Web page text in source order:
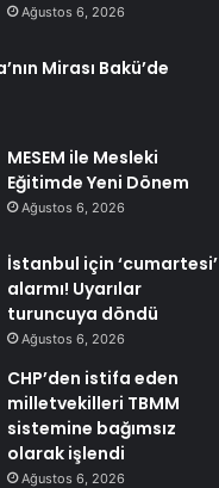
Ağustos 6, 2026
Mirası Bakü’de
MESEM ile Mesleki
Eğitimde Yeni Dönem
Ağustos 6, 2026
İstanbul için ‘cumartesi’
alarmı! Uyarılar
turuncuya döndü
Ağustos 6, 2026
CHP’den istifa eden
milletvekilleri TBMM
sistemine bağımsız
olarak işlendi
Ağustos 6, 2026